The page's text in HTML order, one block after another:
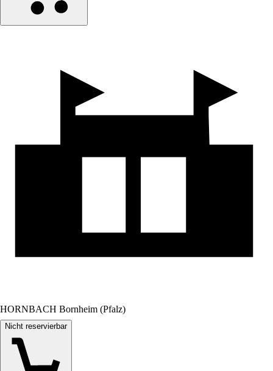
HORNBACH Bornheim (Pfalz)
Nicht reservierbar